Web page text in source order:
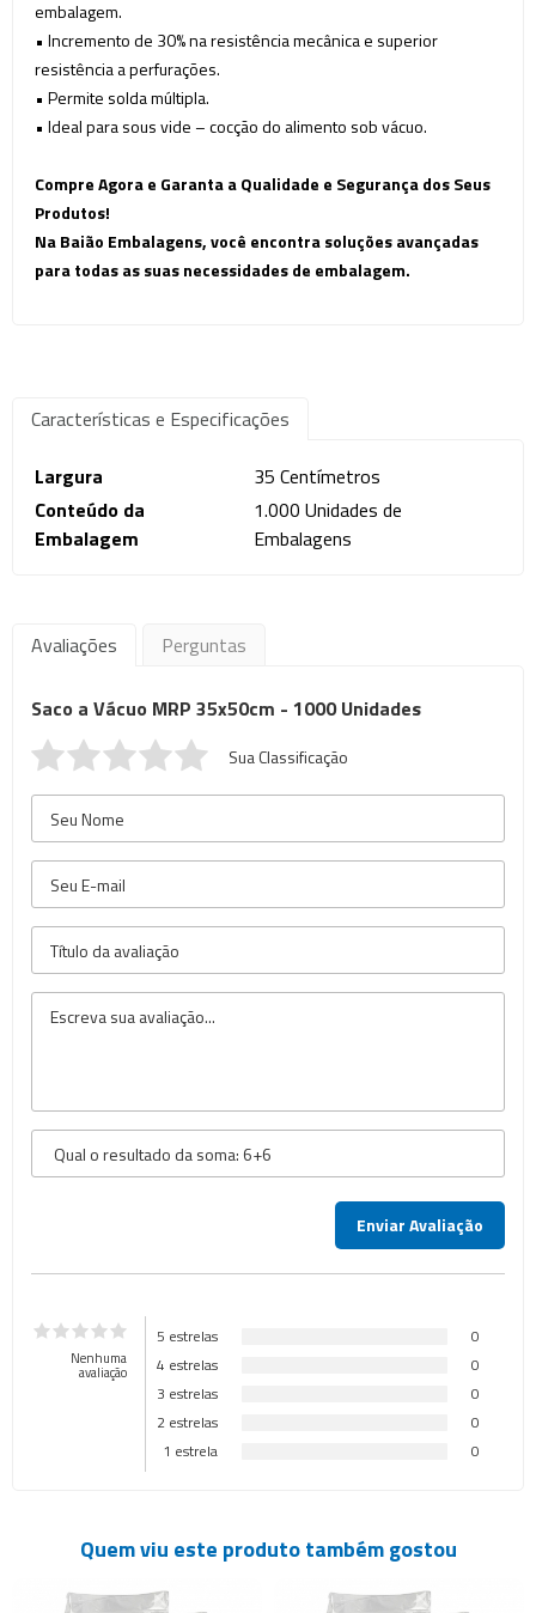
embalagem.
• Incremento de 30% na resistência mecânica e superior
resistência a perfurações.
• Permite solda múltipla.
• Ideal para sous vide – cocção do alimento sob vácuo.
Compre Agora e Garanta a Qualidade e Segurança dos Seus
Produtos!
Na Baião Embalagens, você encontra soluções avançadas
para todas as suas necessidades de embalagem.
Características e Especificações
Largura
35 Centímetros
Conteúdo da
Embalagem
1.000 Unidades de
Embalagens
Avaliações Perguntas
Saco a Vácuo MRP 35x50cm - 1000 Unidades
Sua Classificação
Nenhuma
avaliação
5 estrelas
0
4 estrelas
0
3 estrelas
0
2 estrelas
0
1 estrela
0
Quem viu este produto também gostou